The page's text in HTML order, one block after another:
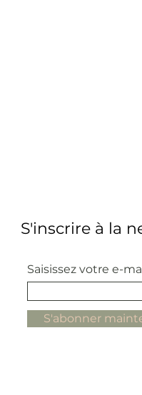
S'inscrire à la
Saisissez votre e-
S'abonner